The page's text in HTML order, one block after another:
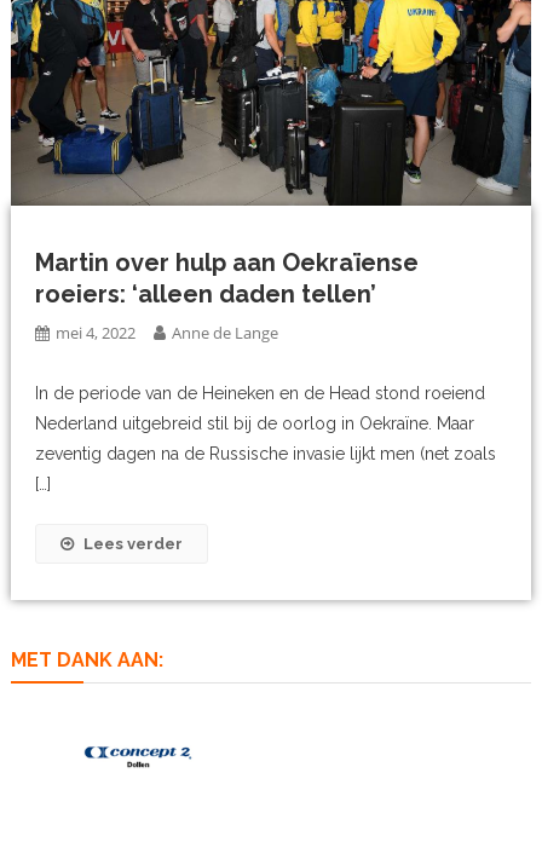
Martin over hulp aan Oekraïense
roeiers: ‘alleen daden tellen’
mei 4, 2022 Anne de Lange
In de periode van de Heineken en de Head stond roeiend
Nederland uitgebreid stil bij de oorlog in Oekraïne. Maar
zeventig dagen na de Russische invasie lijkt men (net zoals
[…]
Lees verder
MET DANK AAN: